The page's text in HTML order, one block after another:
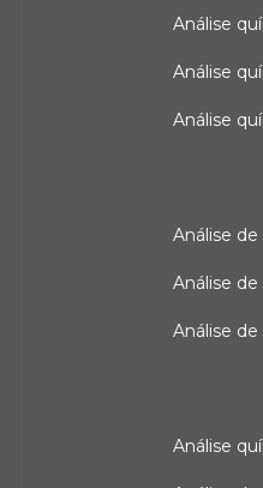
análise
análise
análise
análise
análise
análise
análise